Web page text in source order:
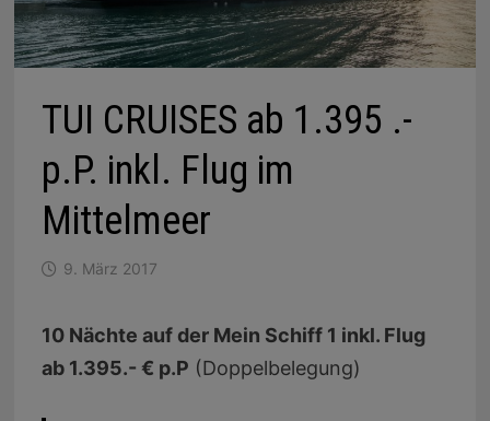
TUI CRUISES ab 1.395 .-
p.P. inkl. Flug im
Mittelmeer
9. März 2017
10 Nächte auf der Mein Schiff 1 inkl. Flug
ab 1.395.- € p.P (Doppelbelegung)